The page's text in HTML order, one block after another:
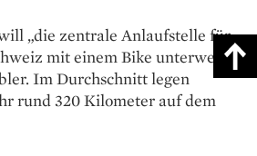
„die zentrale Anlaufstelle für
mit einem Bike unterwegs
Im Durchschnitt legen
rund 320 Kilometer auf dem